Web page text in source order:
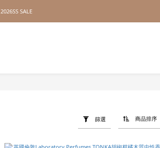
2026SS SALE
2026SS SALE
篩選 商品排序